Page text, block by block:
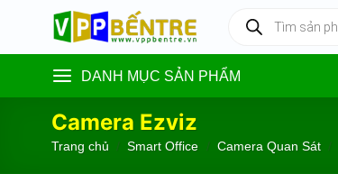
content
kiếm
phẩm
DANH MỤC SẢN PHẨM
Camera Ezviz
Trang chủ Smart Office Camera Quan Sát